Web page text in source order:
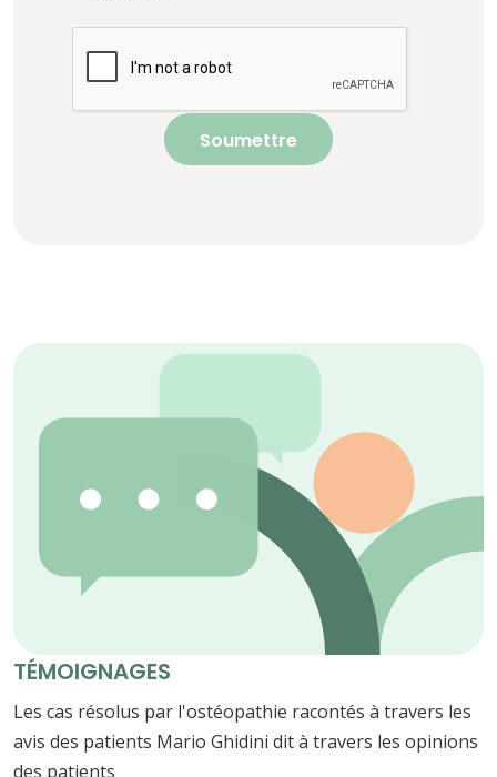
Soumettre
TÉMOIGNAGES
Les cas résolus par l'ostéopathie racontés à travers les
avis des patients Mario Ghidini dit à travers les opinions
des patients